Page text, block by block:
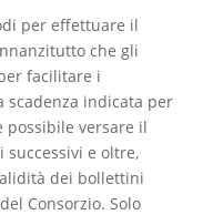
per effettuare il
che gli
facilitare i
scadenza indicata per
possibile versare il
e oltre,
dei bollettini
Consorzio. Solo